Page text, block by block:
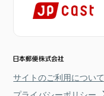
サイトのご利用について